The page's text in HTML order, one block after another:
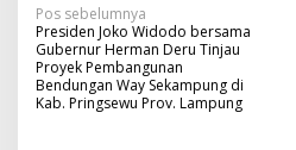
N
a
v
i
Pos sebelumnya
Presiden Joko Widodo bersama
Gubernur Herman Deru Tinjau
Proyek Pembangunan
Bendungan Way Sekampung di
Kab. Pringsewu Prov. Lampung